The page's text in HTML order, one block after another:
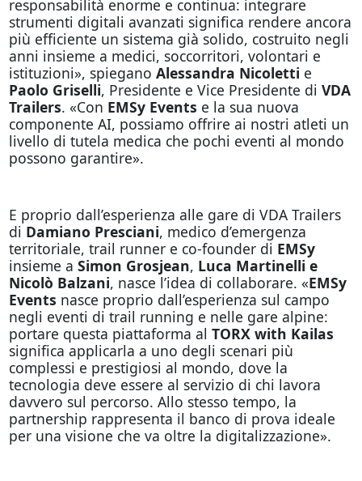
responsabilità enorme e continua: integrare
strumenti digitali avanzati significa rendere ancora
più efficiente un sistema già solido, costruito negli
anni insieme a medici, soccorritori, volontari e
istituzioni», spiegano Alessandra Nicoletti e
Paolo Griselli, Presidente e Vice Presidente di VDA
Trailers. «Con EMSy Events e la sua nuova
componente AI, possiamo offrire ai nostri atleti un
livello di tutela medica che pochi eventi al mondo
possono garantire».
E proprio dall’esperienza alle gare di VDA Trailers
di Damiano Presciani, medico d’emergenza
territoriale, trail runner e co-founder di EMSy
insieme a Simon Grosjean, Luca Martinelli e
Nicolò Balzani, nasce l’idea di collaborare. «EMSy
Events nasce proprio dall’esperienza sul campo
negli eventi di trail running e nelle gare alpine:
portare questa piattaforma al TORX with Kailas
significa applicarla a uno degli scenari più
complessi e prestigiosi al mondo, dove la
tecnologia deve essere al servizio di chi lavora
davvero sul percorso. Allo stesso tempo, la
partnership rappresenta il banco di prova ideale
per una visione che va oltre la digitalizzazione».